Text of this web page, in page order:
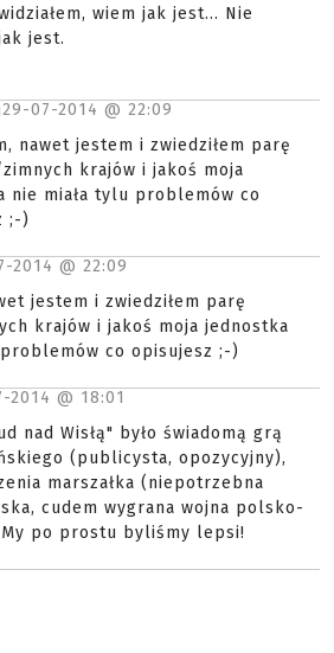
wiem jak jest... Nie
jest.
29-07-2014 @ 22:09
nawet jestem i zwiedziłem parę
krajów i jakoś moja
nie miała tylu problemów co
;-)
2014 @ 22:09
jestem i zwiedziłem parę
krajów i jakoś moja jednostka
co opisujesz ;-)
2014 @ 18:01
nad Wisłą" było świadomą grą
(publicysta, opozycyjny),
marszałka (niepotrzebna
cudem wygrana wojna polsko-
po prostu byliśmy lepsi!